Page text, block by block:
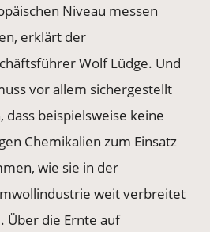
Niveau messen
erklärt der
Wolf Lüdge. Und
vor allem sichergestellt
dass beispielsweise keine
Chemikalien zum Einsatz
wie sie in der
weit verbreitet
Über die Ernte auf